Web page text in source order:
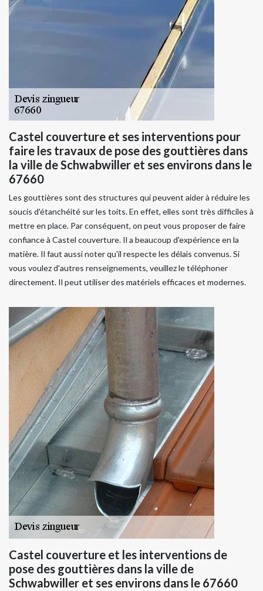
Castel couverture et ses interventions pour
faire les travaux de pose des gouttières dans
la ville de Schwabwiller et ses environs dans le
67660
Les gouttières sont des structures qui peuvent aider à réduire les
soucis d'étanchéité sur les toits. En effet, elles sont très difficiles à
mettre en place. Par conséquent, on peut vous proposer de faire
confiance à Castel couverture. Il a beaucoup d'expérience en la
matière. Il faut aussi noter qu'il respecte les délais convenus. Si
vous voulez d'autres renseignements, veuillez le téléphoner
directement. Il peut utiliser des matériels efficaces et modernes.
Castel couverture et les interventions de
pose des gouttières dans la ville de
Schwabwiller et ses environs dans le 67660